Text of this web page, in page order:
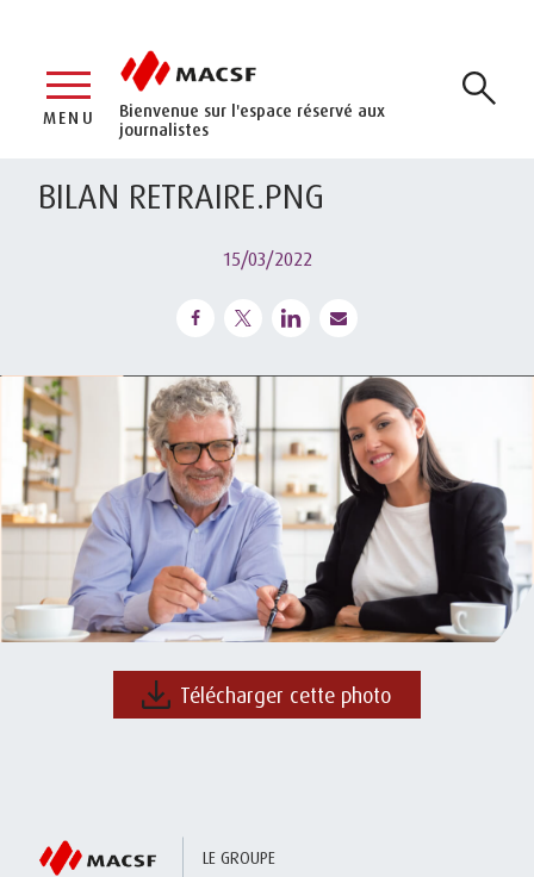
Bienvenue sur l'espace réservé aux
journalistes
MENU
BILAN RETRAIRE.PNG
15/03/2022
Télécharger cette photo
LE GROUPE